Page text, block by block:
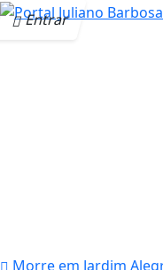
Entrar
Morre em Jardim